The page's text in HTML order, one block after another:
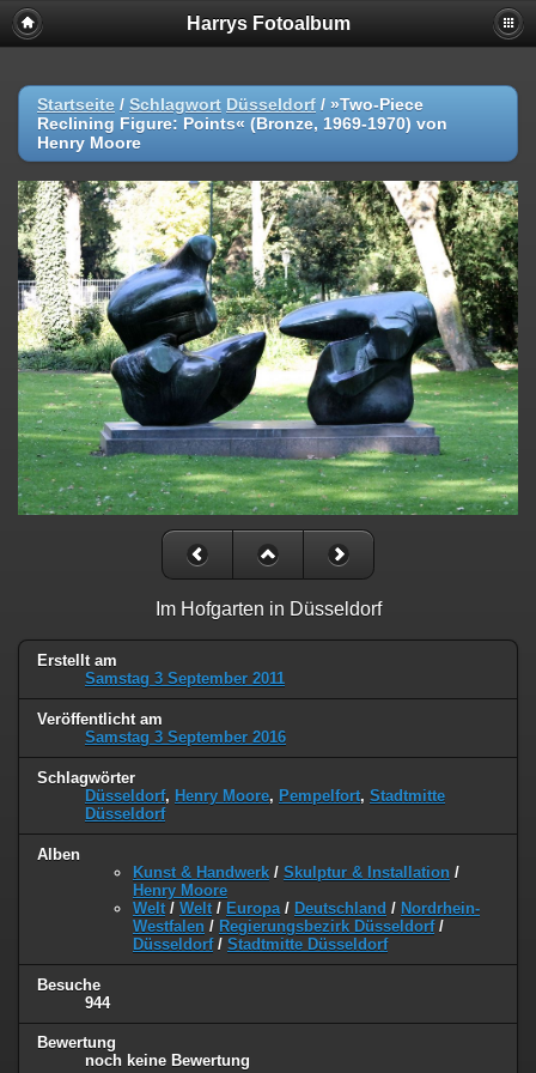
Harrys Fotoalbum
Startseite / Schlagwort Düsseldorf / »Two-Piece
Reclining Figure: Points« (Bronze, 1969-1970) von
Henry Moore
Im Hofgarten in Düsseldorf
Erstellt am
Samstag 3 September 2011
Veröffentlicht am
Samstag 3 September 2016
Schlagwörter
Düsseldorf, Henry Moore, Pempelfort, Stadtmitte
Düsseldorf
Alben
Kunst & Handwerk / Skulptur & Installation /
Henry Moore
Welt / Welt / Europa / Deutschland / Nordrhein-
Westfalen / Regierungsbezirk Düsseldorf/
Düsseldorf/ Stadtmitte Düsseldorf
Besuche
944
Bewertung
noch keine Bewertung